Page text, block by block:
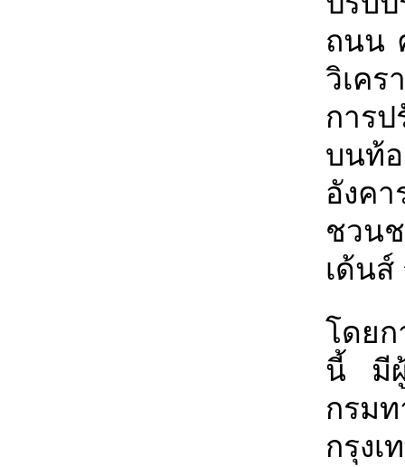
ถนน
วิเคร
การ
บนท้
อังค
ชว
เด้นส์
โดย
นี้ มีผู้
กรม
กรุง